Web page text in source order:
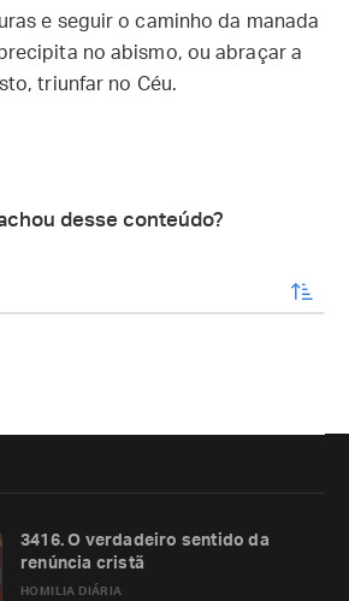
e seguir o caminho da manada
no abismo, ou abraçar a
triunfar no Céu.
desse conteúdo?
enviar
HOMILIA DIÁRIA
3416. O verdadeiro sentido da
renúncia cristã